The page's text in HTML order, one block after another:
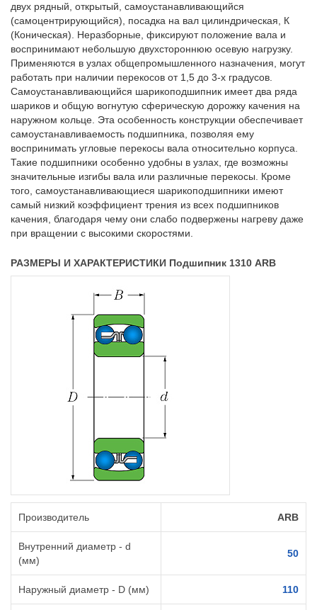
двух рядный, открытый, самоустанавливающийся
(самоцентрирующийся), посадка на вал цилиндрическая, К
(Коническая). Неразборные, фиксируют положение вала и
воспринимают небольшую двухстороннюю осевую нагрузку.
Применяются в узлах общепромышленного назначения, могут
работать при наличии перекосов от 1,5 до 3-х градусов.
Самоустанавливающийся шарикоподшипник имеет два ряда
шариков и общую вогнутую сферическую дорожку качения на
наружном кольце. Эта особенность конструкции обеспечивает
самоустанавливаемость подшипника, позволяя ему
воспринимать угловые перекосы вала относительно корпуса.
Такие подшипники особенно удобны в узлах, где возможны
значительные изгибы вала или различные перекосы. Кроме
того, самоустанавливающиеся шарикоподшипники имеют
самый низкий коэффициент трения из всех подшипников
качения, благодаря чему они слабо подвержены нагреву даже
при вращении с высокими скоростями.
РАЗМЕРЫ И ХАРАКТЕРИСТИКИ Подшипник 1310 ARB
Производитель ARB
Внутренний диаметр - d
(мм)
50
Наружный диаметр - D (мм) 110